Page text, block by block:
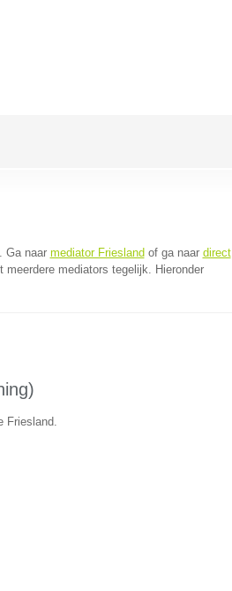
Ga naar mediator Friesland of ga naar direct
mediators tegelijk. Hieronder
Friesland.